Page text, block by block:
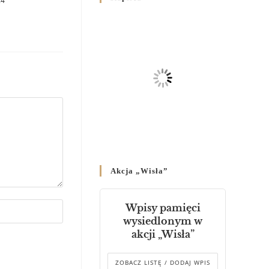
Родин
Справ Молоді та встановленя
складу Катихитичної Комісії
днях 2-12 липня 2024 р.”
Декрет єпископів
Перемисько-Варшавської
Митрополії стосовно
звершування Божественної
літургії
Akcja „Wisła”
Wpisy pamięci
wysiedlonym w
akcji „Wisła”
ZOBACZ LISTĘ / DODAJ WPIS